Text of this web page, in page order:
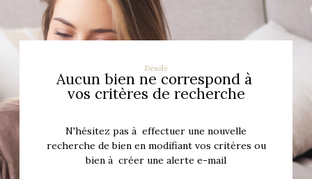
Désolé
Aucun bien ne correspond à
vos critères de recherche
N'hésitez pas à effectuer une nouvelle
recherche de bien en modifiant vos critères ou
bien à créer une alerte e-mail